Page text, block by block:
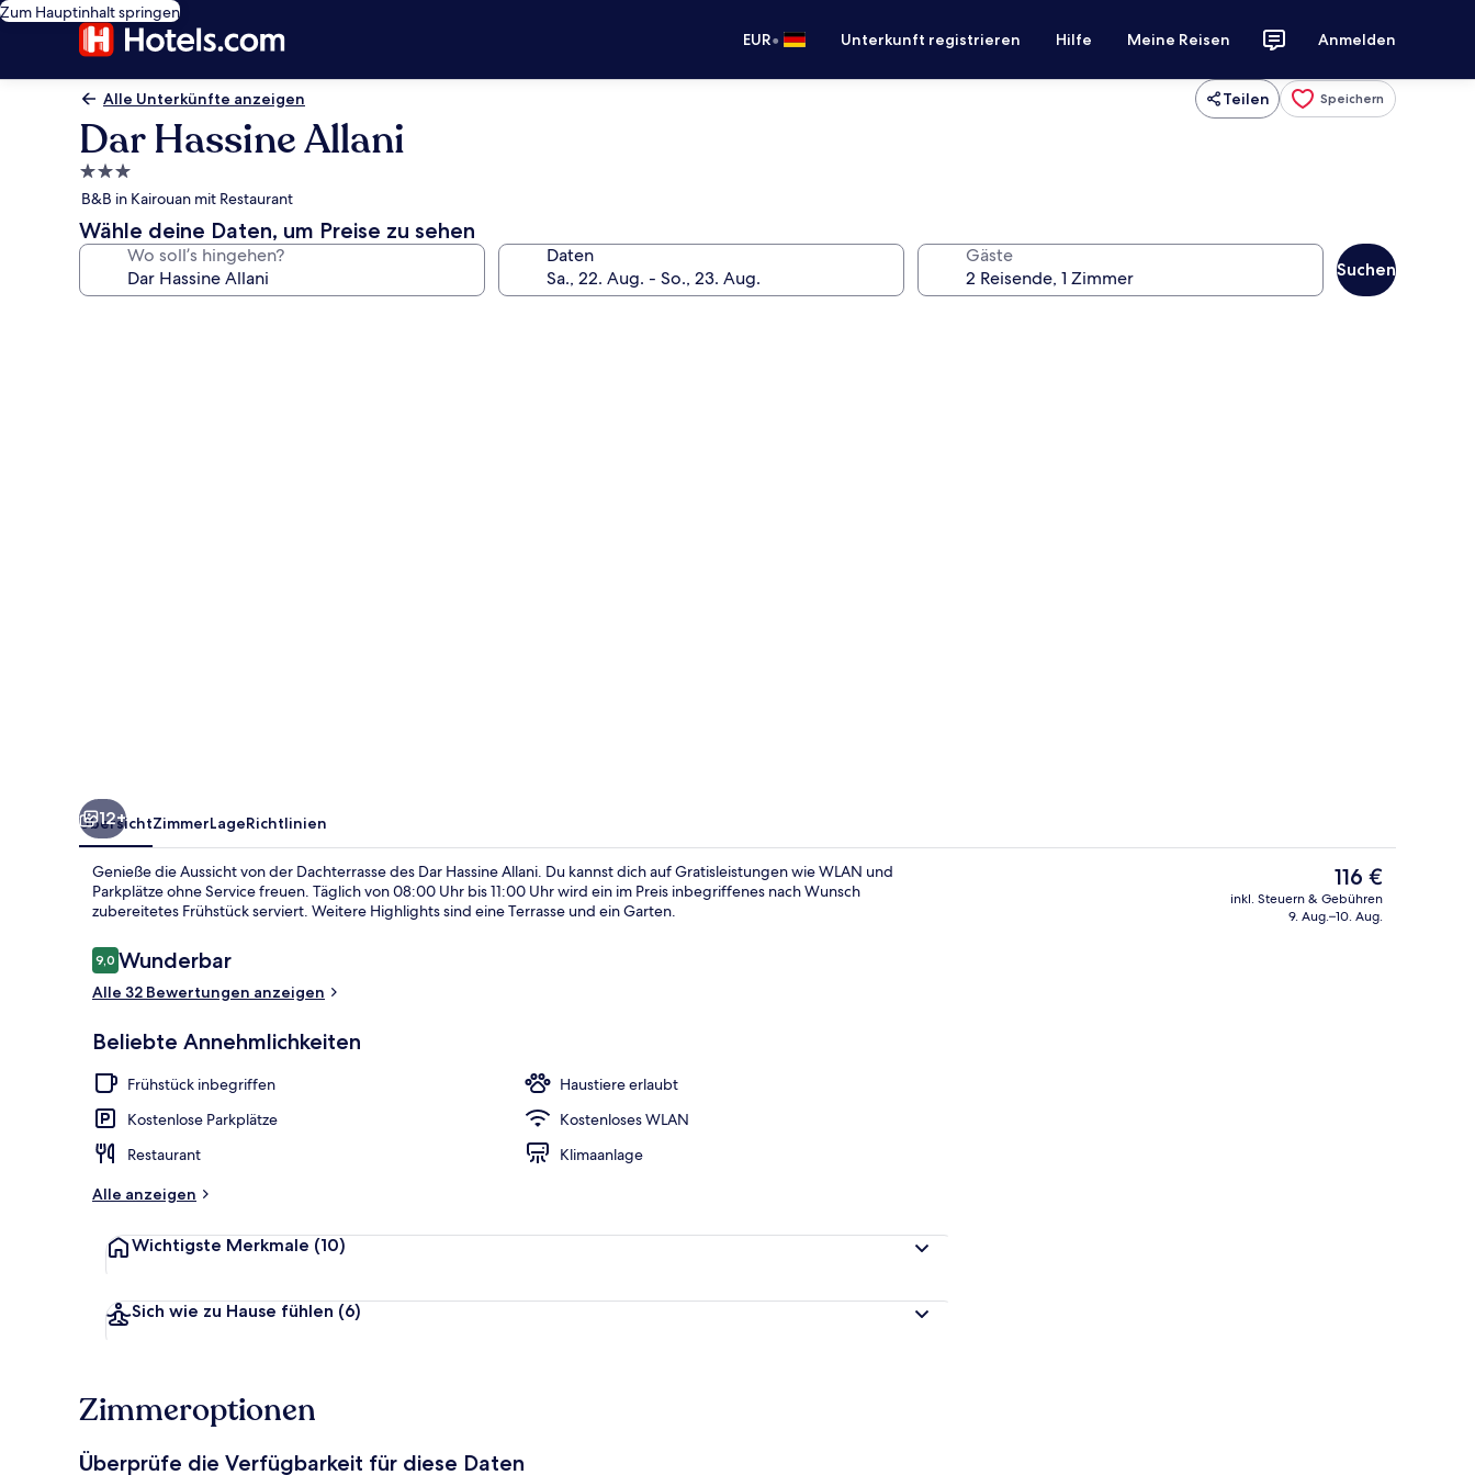
Zum Hauptinhalt springen
EUR• Unterkunft registrieren Hilfe Meine Reisen Anmelden
Alle Unterkünfte anzeigen Teilen Speichern
Dar Hassine Allani
3.0-
Sterne-
Unterkunft
B&B in Kairouan mit Restaurant
Wähle deine Daten, um Preise zu sehen
Wo soll’s hingehen? Daten Gäste
Suchen
Suite, 2 Einzelbetten, Nichtraucher,
12+
ÜbersichtZimmerLageRichtlinien
Genieße die Aussicht von der Dachterrasse des Dar Hassine Allani. Du kannst dich auf Gratisleistungen wie WLAN und
Parkplätze ohne Service freuen. Täglich von 08:00 Uhr bis 11:00 Uhr wird ein im Preis inbegriffenes nach Wunsch
zubereitetes Frühstück serviert. Weitere Highlights sind eine Terrasse und ein Garten.
Bewertungen
9,09,0 von 10.
Wunderbar
Alle 32 Bewertungen anzeigen
Beliebte Annehmlichkeiten
Frühstück inbegriffen
Haustiere erlaubt
Kostenlose Parkplätze
Kostenloses WLAN
Restaurant
Klimaanlage
Alle anzeigen
Wichtigste Merkmale (10)
Sich wie zu Hause fühlen (6)
Der
aktuelle
Preis
116 €
inkl. Steuern & Gebühren
9. Aug.–10. Aug.
Zimmeroptionen
Überprüfe die Verfügbarkeit für diese Daten